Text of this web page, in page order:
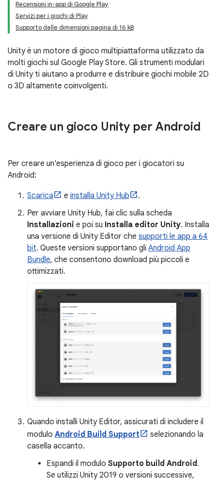
Recensioni in-app di Google Play
Servizi per i giochi di Play
Supporto delle dimensioni pagina di 16 kB
Unity è un motore di gioco multipiattaforma utilizzato da
molti giochi sul Google Play Store. Gli strumenti modulari
di Unity ti aiutano a produrre e distribuire giochi mobile 2D
o 3D altamente coinvolgenti.
Creare un gioco Unity per Android
Per creare un'esperienza di gioco per i giocatori su
Android:
Scarica e installa Unity Hub
.
Per avviare Unity Hub, fai clic sulla scheda
Installazioni e poi su Installa editor Unity. Installa
una versione di Unity Editor che supporti le app a 64
bit. Queste versioni supportano gli Android App
Bundle, che consentono download più piccoli e
ottimizzati.
Quando installi Unity Editor, assicurati di includere il
modulo Android Build Support
selezionando la
casella accanto.
Espandi il modulo Supporto build Android .
Se utilizzi Unity 2019 o versioni successive,